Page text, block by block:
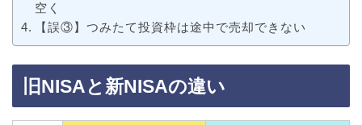
空く
【誤③】つみたて投資枠は途中で売却できない
旧NISAと新NISAの違い